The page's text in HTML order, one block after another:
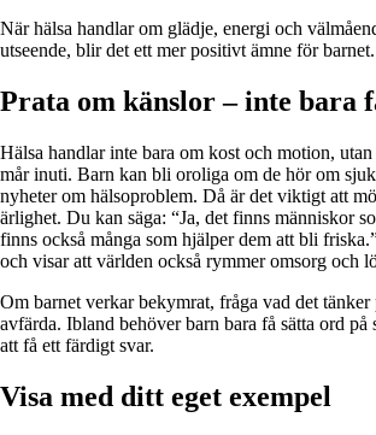
När hälsa handlar om glädje, energi och
utseende, blir det ett mer positivt ämne för barnet.
Prata om känslor – inte bara
Hälsa handlar inte bara om kost och motion,
mår inuti. Barn kan bli oroliga om de hör om
nyheter om hälsoproblem. Då är det viktigt att
ärlighet. Du kan säga: “Ja, det finns människor
finns också många som hjälper dem att bli
och visar att världen också rymmer omsorg och
Om barnet verkar bekymrat, fråga vad det tänker
avfärda. Ibland behöver barn bara få sätta ord på
att få ett färdigt svar.
Visa med ditt eget exempel